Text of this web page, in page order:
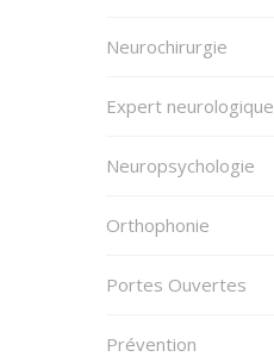
Neurochirurgie
Expert neurologique
Neuropsychologie
Orthophonie
Portes Ouvertes
Prévention